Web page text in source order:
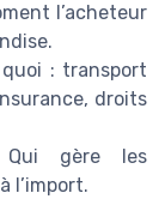
l’acheteur
quoi : transport
droits
gère les
l’import.